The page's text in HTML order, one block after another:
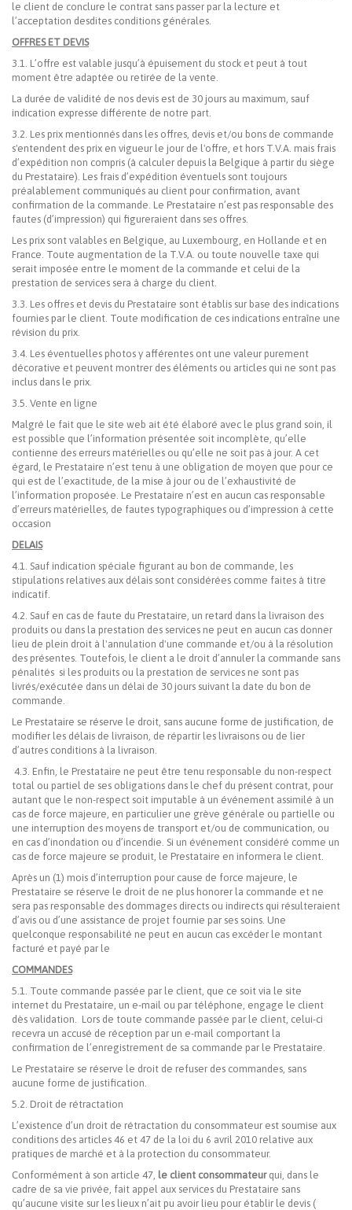
le client de conclure le contrat sans passer par la lecture et
l’acceptation desdites conditions générales.
OFFRES ET DEVIS
3.1. L’offre est valable jusqu’à épuisement du stock et peut à tout
moment être adaptée ou retirée de la vente.
La durée de validité de nos devis est de 30 jours au maximum, sauf
indication expresse différente de notre part.
3.2. Les prix mentionnés dans les offres, devis et/ou bons de commande
s'entendent des prix en vigueur le jour de l'offre, et hors T.V.A. mais frais
d’expédition non compris (à calculer depuis la Belgique à partir du siège
du Prestataire). Les frais d’expédition éventuels sont toujours
préalablement communiqués au client pour confirmation, avant
confirmation de la commande. Le Prestataire n’est pas responsable des
fautes (d’impression) qui figureraient dans ses offres.
Les prix sont valables en Belgique, au Luxembourg, en Hollande et en
France. Toute augmentation de la T.V.A. ou toute nouvelle taxe qui
serait imposée entre le moment de la commande et celui de la
prestation de services sera à charge du client.
3.3. Les offres et devis du Prestataire sont établis sur base des indications
fournies par le client. Toute modification de ces indications entraîne une
révision du prix.
3.4. Les éventuelles photos y afférentes ont une valeur purement
décorative et peuvent montrer des éléments ou articles qui ne sont pas
inclus dans le prix.
3.5. Vente en ligne
Malgré le fait que le site web ait été élaboré avec le plus grand soin, il
est possible que l’information présentée soit incomplète, qu’elle
contienne des erreurs matérielles ou qu’elle ne soit pas à jour. A cet
égard, le Prestataire n’est tenu à une obligation de moyen que pour ce
qui est de l’exactitude, de la mise à jour ou de l’exhaustivité de
l’information proposée. Le Prestataire n’est en aucun cas responsable
d’erreurs matérielles, de fautes typographiques ou d’impression à cette
occasion
DELAIS
4.1. Sauf indication spéciale figurant au bon de commande, les
stipulations relatives aux délais sont considérées comme faites à titre
indicatif.
4.2. Sauf en cas de faute du Prestataire, un retard dans la livraison des
produits ou dans la prestation des services ne peut en aucun cas donner
lieu de plein droit à l'annulation d'une commande et/ou à la résolution
des présentes. Toutefois, le client a le droit d’annuler la commande sans
pénalités si les produits ou la prestation de services ne sont pas
livrés/exécutée dans un délai de 30 jours suivant la date du bon de
commande.
Le Prestataire se réserve le droit, sans aucune forme de justification, de
modifier les délais de livraison, de répartir les livraisons ou de lier
d’autres conditions à la livraison.
4.3. Enfin, le Prestataire ne peut être tenu responsable du non-respect
total ou partiel de ses obligations dans le chef du présent contrat, pour
autant que le non-respect soit imputable à un événement assimilé à un
cas de force majeure, en particulier une grève générale ou partielle ou
une interruption des moyens de transport et/ou de communication, ou
en cas d’inondation ou d’incendie. Si un événement considéré comme un
cas de force majeure se produit, le Prestataire en informera le client.
Après un (1) mois d’interruption pour cause de force majeure, le
Prestataire se réserve le droit de ne plus honorer la commande et ne
sera pas responsable des dommages directs ou indirects qui résulteraient
d’avis ou d’une assistance de projet fournie par ses soins. Une
quelconque responsabilité ne peut en aucun cas excéder le montant
facturé et payé par le
COMMANDES
5.1. Toute commande passée par le client, que ce soit via le site
internet du Prestataire, un e-mail ou par téléphone, engage le client
dès validation. Lors de toute commande passée par le client, celui-ci
recevra un accusé de réception par un e-mail comportant la
confirmation de l’enregistrement de sa commande par le Prestataire.
Le Prestataire se réserve le droit de refuser des commandes, sans
aucune forme de justification.
5.2. Droit de rétractation
L’existence d’un droit de rétractation du consommateur est soumise aux
conditions des articles 46 et 47 de la loi du 6 avril 2010 relative aux
pratiques de marché et à la protection du consommateur.
Conformément à son article 47, le client consommateurqui, dans le
cadre de sa vie privée, fait appel aux services du Prestataire sans
qu’aucune visite sur les lieux n’ait pu avoir lieu pour établir le devis (